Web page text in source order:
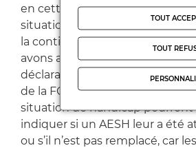
en cette nouvelle rentrée. «
situations qui se multiplient et
la continuité pédagogique
avons ajouté deux nouveaux
déclaration, explique Grégoire
de la FCPE. Les parents dont
situation de handicap
indiquer si un AESH leur a été
ou s’il n’est pas remplacé, car
TOUT
TOUT